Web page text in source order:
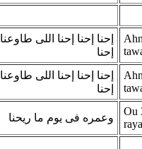
إحنا إحنا إحنا اللى طاوعنا
إحنا
إحنا إحنا إحنا اللى طاوعنا
إحنا
وعمره فى يوم ما ريحنا
Ou